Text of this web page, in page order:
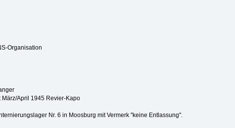
Organisation
April 1945 Revier-Kapo
Nr. 6 in Moosburg mit Vermerk "keine Entlassung".